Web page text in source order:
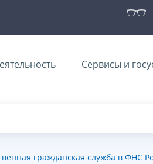
Сервисы и
гражданская служба в ФНС